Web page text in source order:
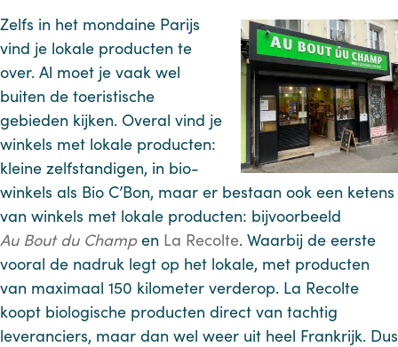
Zelfs in het mondaine Parijs
vind je lokale producten te
over. Al moet je vaak wel
buiten de toeristische
gebieden kijken. Overal vind je
winkels met lokale producten:
kleine zelfstandigen, in bio-
winkels als Bio C’Bon, maar er bestaan ook een ketens
van winkels met lokale producten: bijvoorbeeld
Au Bout du Champen La Recolte. Waarbij de eerste
vooral de nadruk legt op het lokale, met producten
van maximaal 150 kilometer verderop. La Recolte
koopt biologische producten direct van tachtig
leveranciers, maar dan wel weer uit heel Frankrijk. Dus